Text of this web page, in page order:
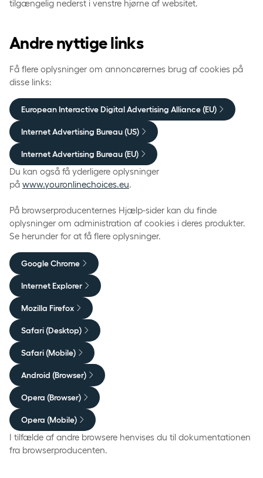
tilgængelig nederst i venstre hjørne af websitet.
Andre nyttige links
Få flere oplysninger om annoncørernes brug af cookies på
disse links:
European Interactive Digital Advertising Alliance (EU)
Internet Advertising Bureau (US)
Internet Advertising Bureau (EU)
Du kan også få yderligere oplysninger
på www.youronlinechoices.eu.
På browserproducenternes Hjælp-sider kan du finde
oplysninger om administration af cookies i deres produkter.
Se herunder for at få flere oplysninger.
Google Chrome
Internet Explorer
Mozilla Firefox
Safari (Desktop)
Safari (Mobile)
Android (Browser)
Opera (Browser)
Opera (Mobile)
I tilfælde af andre browsere henvises du til dokumentationen
fra browserproducenten.